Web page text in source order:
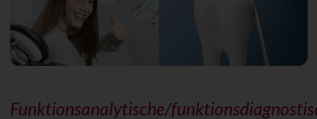
Funktionsanalytische/